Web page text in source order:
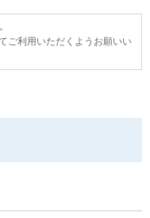
ご利用いただくようお願いい